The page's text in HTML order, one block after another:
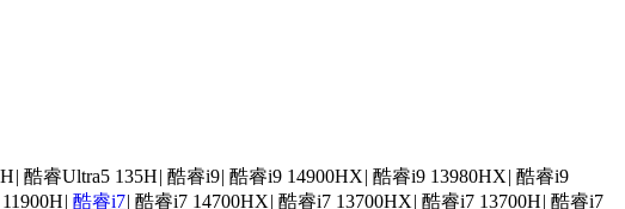
| 酷睿Ultra5 135H| 酷睿i9| 酷睿i9 14900HX| 酷睿i9 13980HX| 酷睿i9
| 酷睿i7| 酷睿i7 14700HX| 酷睿i7 13700HX| 酷睿i7 13700H| 酷睿i7